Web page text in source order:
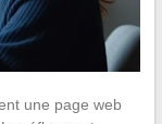
une page web